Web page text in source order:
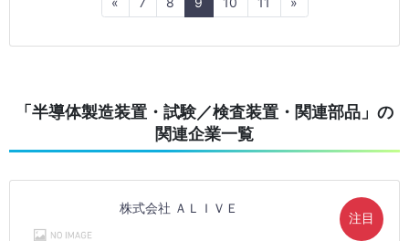
「半導体製造装置・試験／検査装置・関連部品」の
関連企業一覧
株式会社 ＡＬＩＶＥ
注目